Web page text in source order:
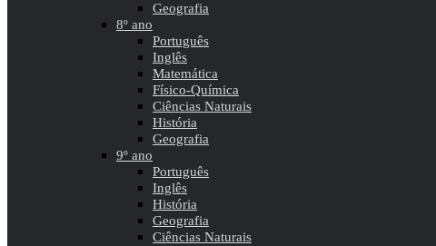
Geografia
8º ano
Português
Inglês
Matemática
Físico-Química
Ciências Naturais
História
Geografia
9º ano
Português
Inglês
História
Geografia
Ciências Naturais